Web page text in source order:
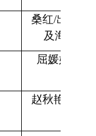
桑红/出国人
及海外合
屈媛媛
赵秋艳